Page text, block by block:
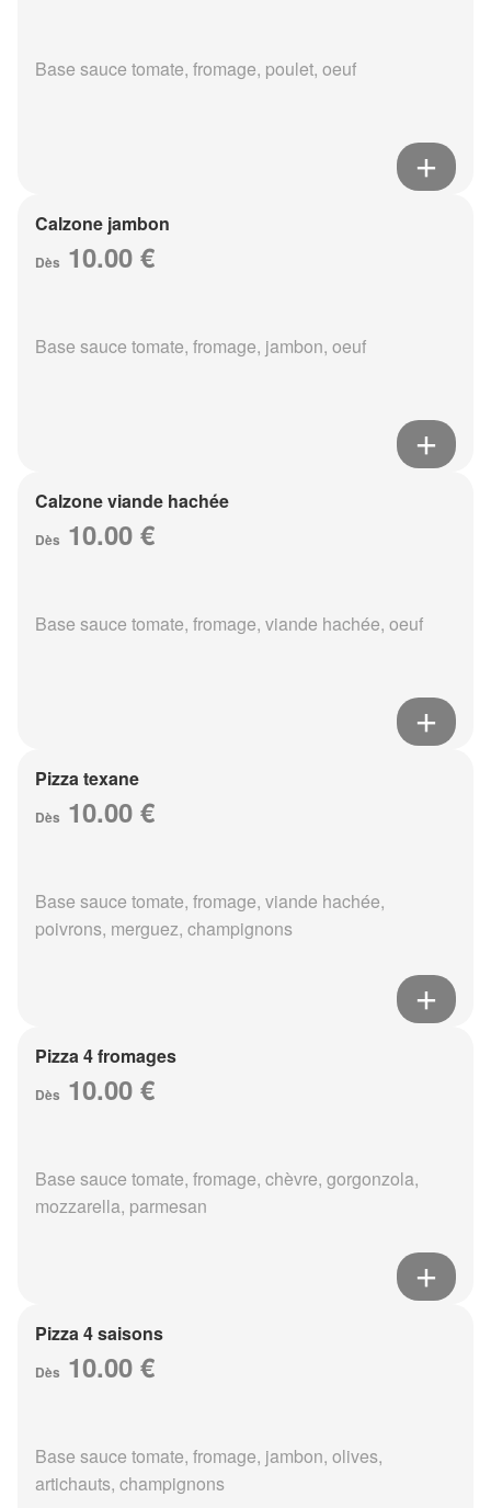
Base sauce tomate, fromage, poulet, oeuf
Calzone jambon
Dès 10.00 €
Base sauce tomate, fromage, jambon, oeuf
Calzone viande hachée
Dès 10.00 €
Base sauce tomate, fromage, viande hachée, oeuf
Pizza texane
Dès 10.00 €
Base sauce tomate, fromage, viande hachée,
poivrons, merguez, champignons
Pizza 4 fromages
Dès 10.00 €
Base sauce tomate, fromage, chèvre, gorgonzola,
mozzarella, parmesan
Pizza 4 saisons
Dès 10.00 €
Base sauce tomate, fromage, jambon, olives,
artichauts, champignons